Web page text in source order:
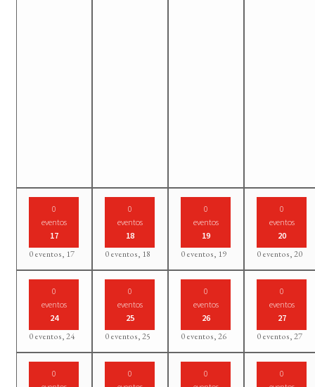
0
eventos
17
0 eventos, 17
0
eventos
18
0 eventos, 18
0
eventos
19
0 eventos, 19
0
eventos
20
0 eventos,20
0
eventos
24
0 eventos,24
0
eventos
25
0 eventos,25
0
eventos
26
0 eventos,26
0
eventos
27
0 eventos,27
0
0
0
0